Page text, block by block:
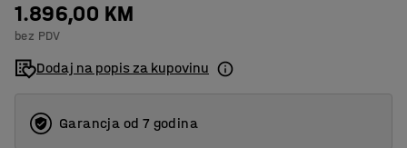
1.896,00 KM
bez PDV
Dodaj na popis za kupovinu
Garancja od 7 godina